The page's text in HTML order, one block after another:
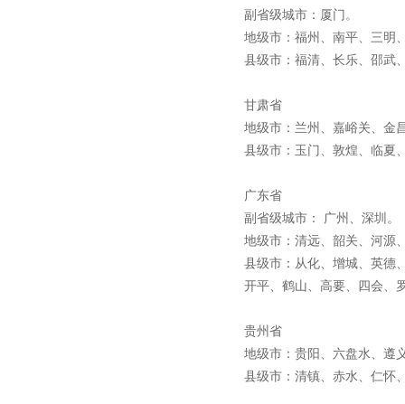
副省级城市：厦门。
地级市：福州、南平、三
县级市：福清、长乐、邵武
甘肃省
地级市：兰州、嘉峪关、金
县级市：玉门、敦煌、临
广东省
副省级城市： 广州、深圳
地级市：清远、韶关、河源
县级市：从化、增城、英德
开平、鹤山、高要、四会
贵州省
地级市：贵阳、六盘水、
县级市：清镇、赤水、仁